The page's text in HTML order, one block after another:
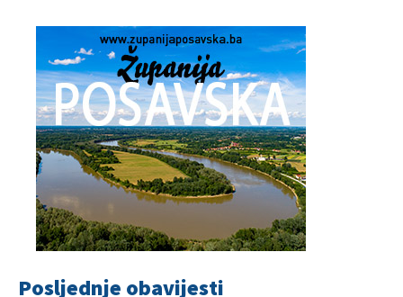
Posljednje obavijesti